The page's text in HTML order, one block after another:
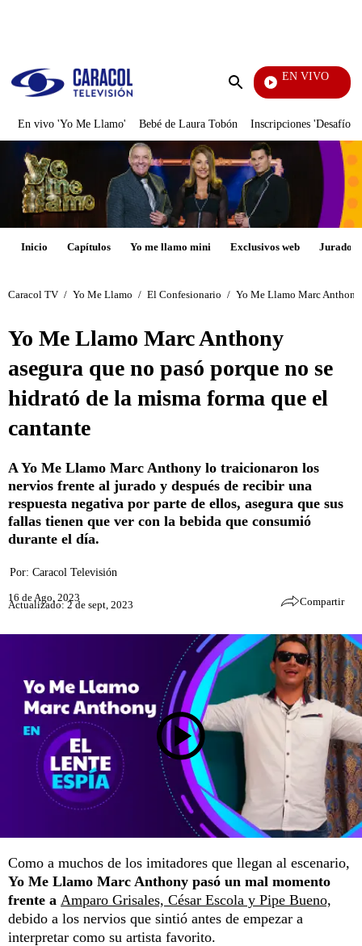
Enviar
EN VIVO
La
En vivo 'Yo Me Llamo' Bebé de Laura Tobón Inscripciones 'Desafío'
Inicio Capítulos Yo me llamo mini Exclusivos web Jurados
Caracol TV / Yo Me Llamo / El Confesionario / Yo Me Llamo Marc Anthony
Yo Me Llamo Marc Anthony
asegura que no pasó porque no se
hidrató de la misma forma que el
cantante
A Yo Me Llamo Marc Anthony lo traicionaron los
nervios frente al jurado y después de recibir una
respuesta negativa por parte de ellos, asegura que sus
fallas tienen que ver con la bebida que consumió
durante el día.
Por: Caracol Televisión
16 de Ago, 2023
Actualizado: 2 de sept, 2023 Compartir
Como a muchos de los imitadores que llegan al escenario,
Yo Me Llamo Marc Anthony pasó un mal momento
frente a Amparo Grisales, César Escola y Pipe Bueno,
debido a los nervios que sintió antes de empezar a
interpretar como su artista favorito.